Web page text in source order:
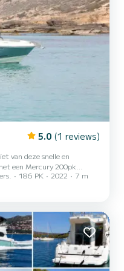
5.0 (1 reviews)
een Mercury 200pk
en zonnedek op de
bij inscheping, vóór de...
186 PK 2022 7 m